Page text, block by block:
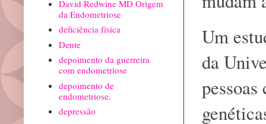
Um
da
David Redwine MD Origem
da Endometriose
deficiência física
Dente
depoimento da guerreira
com endometriose
depoimento de
endometriose.
depressão